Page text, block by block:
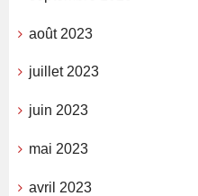
août 2023
juillet 2023
juin 2023
mai 2023
avril 2023